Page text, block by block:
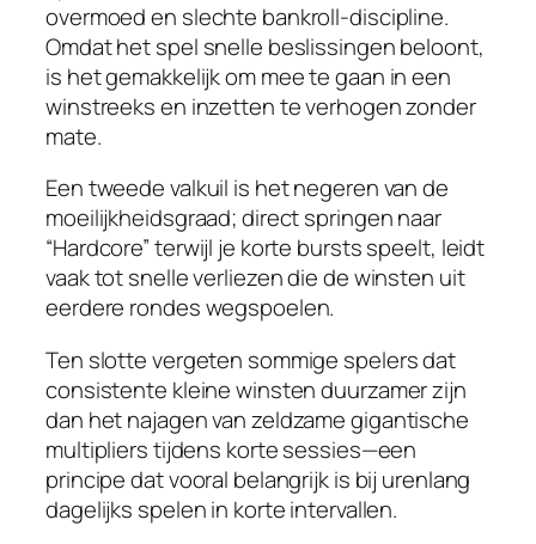
overmoed en slechte bankroll‑discipline.
Omdat het spel snelle beslissingen beloont,
is het gemakkelijk om mee te gaan in een
winstreeks en inzetten te verhogen zonder
mate.
Een tweede valkuil is het negeren van de
moeilijkheidsgraad; direct springen naar
“Hardcore” terwijl je korte bursts speelt, leidt
vaak tot snelle verliezen die de winsten uit
eerdere rondes wegspoelen.
Ten slotte vergeten sommige spelers dat
consistente kleine winsten duurzamer zijn
dan het najagen van zeldzame gigantische
multipliers tijdens korte sessies—een
principe dat vooral belangrijk is bij urenlang
dagelijks spelen in korte intervallen.